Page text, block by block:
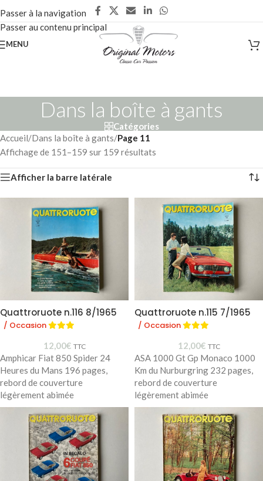
Passer à la navigation
Passer au contenu principal
MENU
Dans la boîte à gants
Catégories
Accueil/Dans la boîte à gants/Page 11
Affichage de 151–159 sur 159 résultats
Afficher la barre latérale
Quattroruote n.116 8/1965
/ Occasion
12,00€ TTC
Amphicar Fiat 850 Spider 24
Heures du Mans 196 pages,
rebord de couverture
légèrement abimée
Quattroruote n.115 7/1965
/ Occasion
12,00€ TTC
ASA 1000 Gt Gp Monaco 1000
Km du Nurburgring 232 pages,
rebord de couverture
légèrement abimée